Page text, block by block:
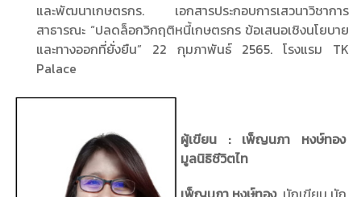
และพัฒนาเกษตรกร. เอกสารประกอบการเสวนาวิชาการ
สาธารณะ “ปลดล็อกวิกฤติหนี้เกษตรกร ข้อเสนอเชิงนโยบาย
และทางออกที่ยั่งยืน” 22 กุมภาพันธ์ 2565. โรงแรม TK
Palace
ผู้เขียน : เพ็ญนภา หงษ์ทอง
มูลนิธิชีวิตไท